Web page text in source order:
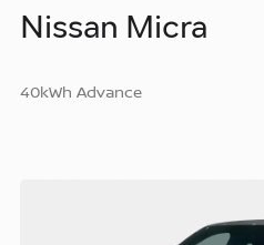
Diensten
Autoverhuur
Nissan Micra
40kWh Advance